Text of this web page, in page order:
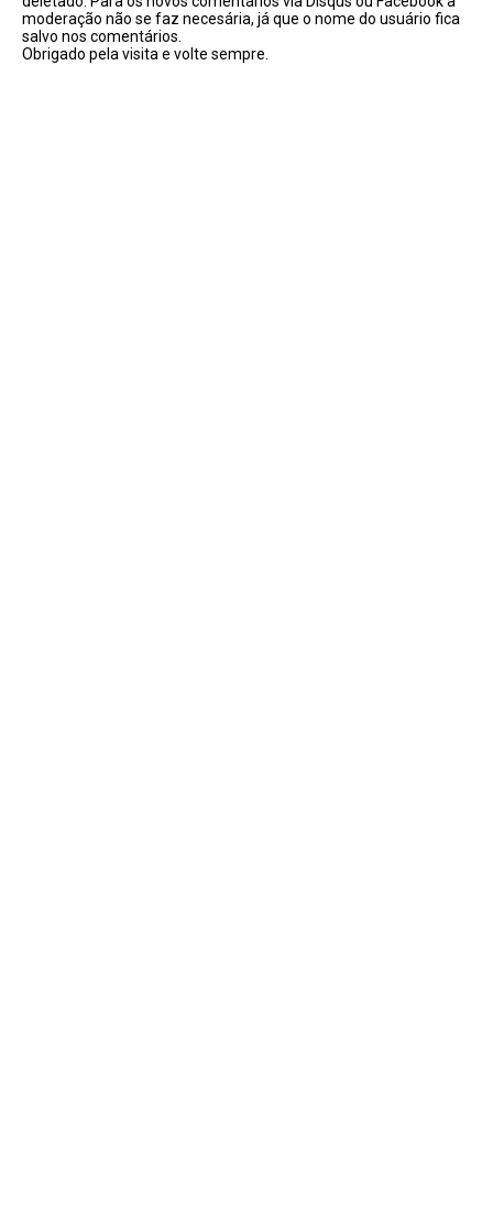
moderação não se faz necesária, já que o nome do usuário fica
salvo nos comentários.
Obrigado pela visita e volte sempre.